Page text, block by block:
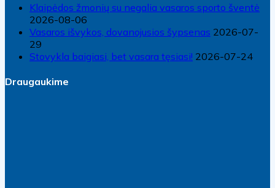
Klaipėdos žmonių su negalia vasaros sporto šventė
2026-08-06
Vasaros išvykos, dovanojusios šypsenas 2026-07-
29
Stovykla baigiasi, bet vasara tęsiasi! 2026-07-24
Draugaukime